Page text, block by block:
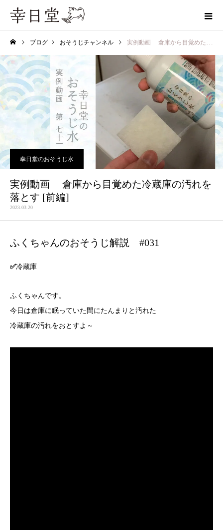
ブログ おそうじチャンネル 実例動画 倉庫から目覚めた冷蔵庫の汚れを 落とす [前編]
幸日堂のおそうじ水
実例動画 倉庫から目覚めた冷蔵庫の汚れを
落とす [前編]
2023.03.20
ふくちゃんのおそうじ解説 #031
✅冷蔵庫
ふくちゃんです。
今日は倉庫に眠っていた間にたんまりと汚れた
冷蔵庫の汚れをおとすよ～